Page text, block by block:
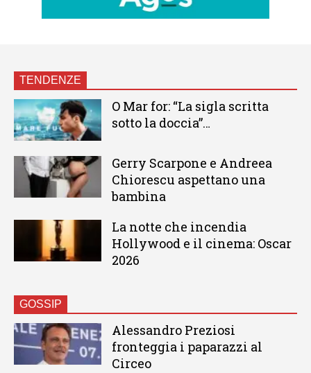
TENDENZE
O Mar for: “La sigla scritta
sotto la doccia”…
Gerry Scarpone e Andreea
Chiorescu aspettano una
bambina
La notte che incendia
Hollywood e il cinema: Oscar
2026
GOSSIP
Alessandro Preziosi
fronteggia i paparazzi al
Circeo